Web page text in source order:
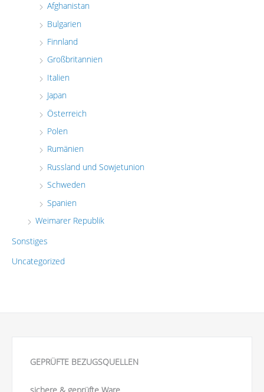
Afghanistan
Bulgarien
Finnland
Großbritannien
Italien
Japan
Österreich
Polen
Rumänien
Russland und Sowjetunion
Schweden
Spanien
Weimarer Republik
Sonstiges
Uncategorized
GEPRÜFTE BEZUGSQUELLEN